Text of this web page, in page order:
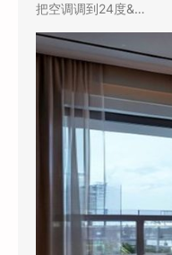
把空调调到24度&…